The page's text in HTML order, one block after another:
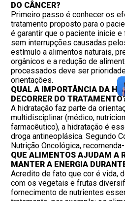
DO CÂNCER?
Primeiro passo é conhecer os
tratamento proposto para o
é garantir que o paciente inicie
sem interrupções causadas
estímulo a alimentos naturais,
orgânicos e a redução de
processados deve ser
orientações.
QUAL A IMPORTÂNCIA DA
DECORRER DO
A hidratação faz parte da
multidisciplinar (médico,
farmacêutico), a hidratação é
droga antineoplásica. Segundo
Nutrição Oncológica,
QUE ALIMENTOS AJUDAM A
MANTER A ENERGIA
Acredito de fato que cor é vida,
com os vegetais e frutas
fornecimento de nutrientes